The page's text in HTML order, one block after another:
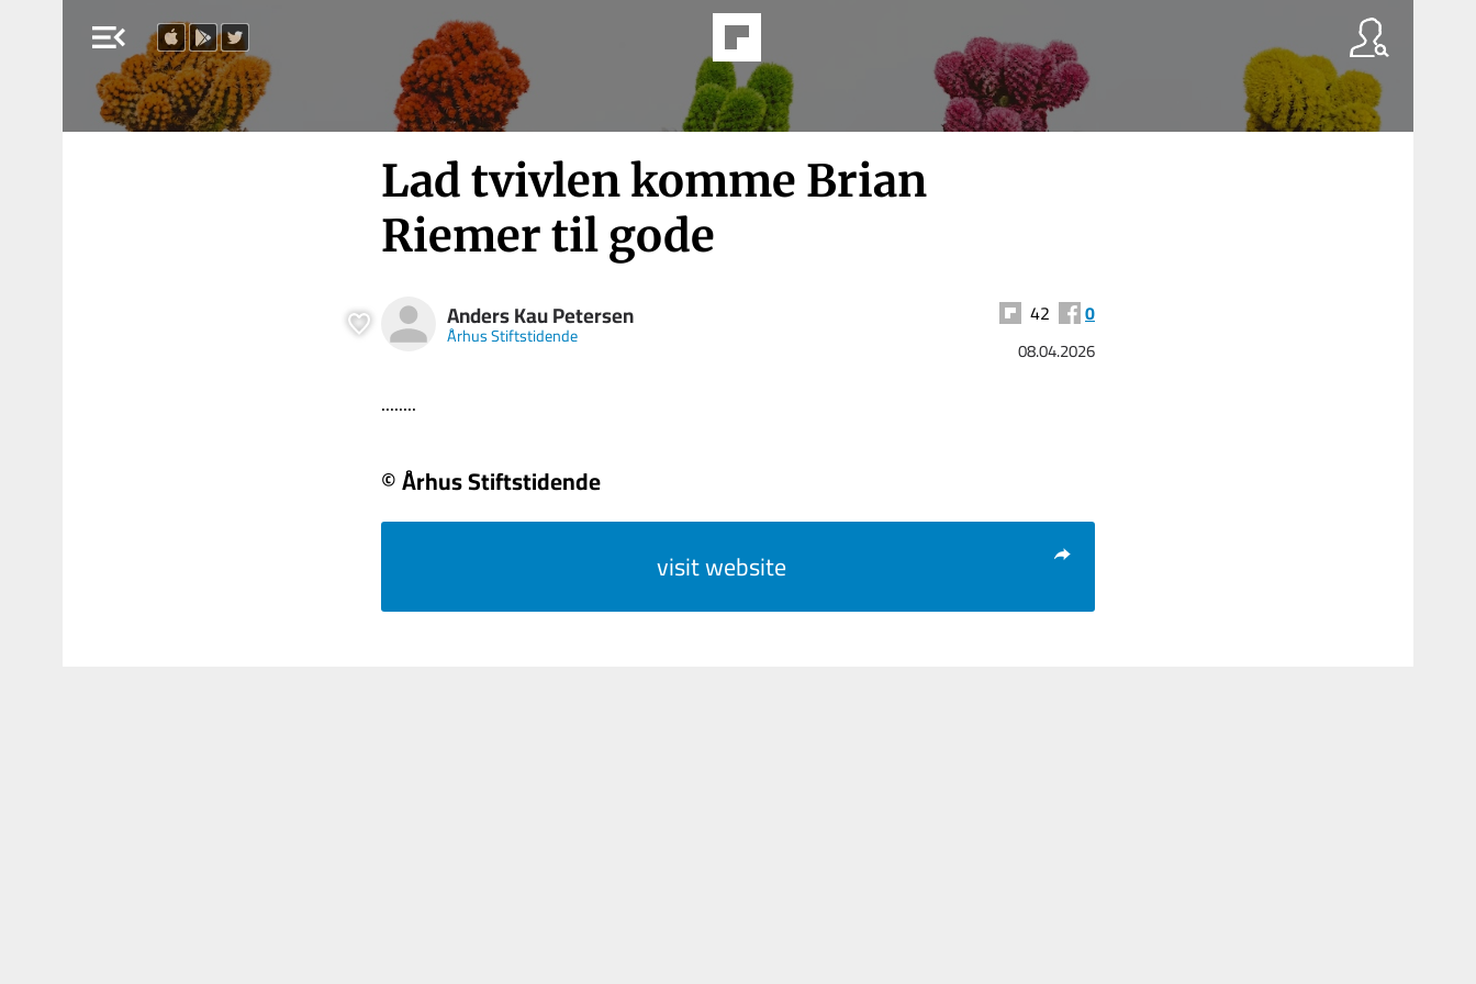
menu_open
Lad tvivlen komme Brian
Riemer til gode
Anders Kau Petersen
Århus Stiftstidende
42 0
08.04.2026
........
© Århus Stiftstidende
visit website